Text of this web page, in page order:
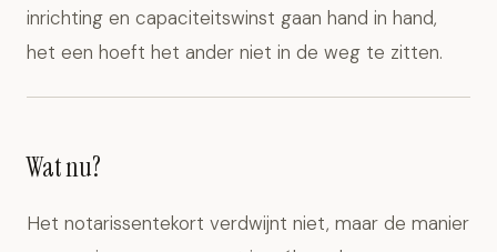
inrichting en capaciteitswinst gaan hand in hand,
het een hoeft het ander niet in de weg te zitten.
Wat nu?
Het notarissentekort verdwijnt niet, maar de manier